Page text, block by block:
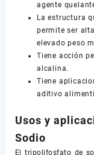
agente
La estructura
permite ser
elevado peso
Tiene acción
alcalina.
Tiene
aditivo
Usos y
Sodio
El tripolifosfato de